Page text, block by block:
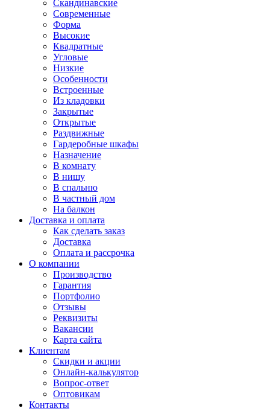
Скандинавские
Современные
Форма
Высокие
Квадратные
Угловые
Низкие
Особенности
Встроенные
Из кладовки
Закрытые
Открытые
Раздвижные
Гардеробные шкафы
Назначение
В комнату
В нишу
В спальню
В частный дом
На балкон
Доставка и оплата
Как сделать заказ
Доставка
Оплата и рассрочка
О компании
Производство
Гарантия
Портфолио
Отзывы
Реквизиты
Вакансии
Карта сайта
Клиентам
Скидки и акции
Онлайн-калькулятор
Вопрос-ответ
Оптовикам
Контакты